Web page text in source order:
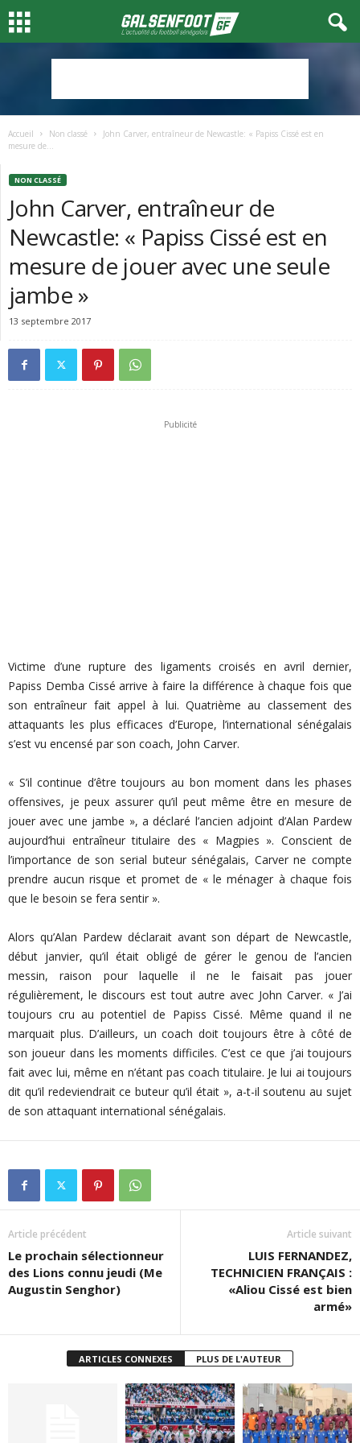
Accueil Non classé
John Carver, entraîneur de Newcastle: « Papiss Cissé est en
mesure de...
NON CLASSÉ
John Carver, entraîneur de
Newcastle: « Papiss Cissé est en
mesure de jouer avec une seule
jambe »
13 septembre 2017
Publicité
Victime d’une rupture des ligaments croisés en avril dernier,
Papiss Demba Cissé arrive à faire la différence à chaque fois que
son entraîneur fait appel à lui. Quatrième au classement des
attaquants les plus efficaces d’Europe, l’international sénégalais
s’est vu encensé par son coach, John Carver.
« S’il continue d’être toujours au bon moment dans les phases
offensives, je peux assurer qu’il peut même être en mesure de
jouer avec une jambe », a déclaré l’ancien adjoint d’Alan Pardew
aujourd’hui entraîneur titulaire des « Magpies ». Conscient de
l’importance de son serial buteur sénégalais, Carver ne compte
prendre aucun risque et promet de « le ménager à chaque fois
que le besoin se fera sentir ».
Alors qu’Alan Pardew déclarait avant son départ de Newcastle,
début janvier, qu’il était obligé de gérer le genou de l’ancien
messin, raison pour laquelle il ne le faisait pas jouer
régulièrement, le discours est tout autre avec John Carver. « J’ai
toujours cru au potentiel de Papiss Cissé. Même quand il ne
marquait plus. D’ailleurs, un coach doit toujours être à côté de
son joueur dans les moments difficiles. C’est ce que j’ai toujours
fait avec lui, même en n’étant pas coach titulaire. Je lui ai toujours
dit qu’il redeviendrait ce buteur qu’il était », a-t-il soutenu au sujet
de son attaquant international sénégalais.
Article précédent
Le prochain sélectionneur
des Lions connu jeudi (Me
Augustin Senghor)
Article suivant
LUIS FERNANDEZ,
TECHNICIEN FRANÇAIS :
«Aliou Cissé est bien
armé»
ARTICLES CONNEXES PLUS DE L'AUTEUR